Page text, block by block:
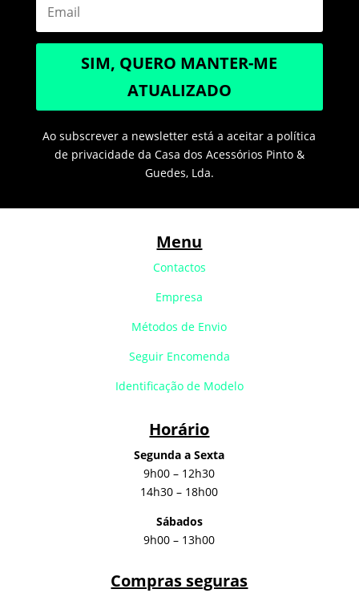
SIM, QUERO MANTER-ME
ATUALIZADO
Ao subscrever a newsletter está a aceitar a política
de privacidade da Casa dos Acessórios Pinto &
Guedes, Lda.
Menu
Contactos
Empresa
Métodos de Envio
Seguir Encomenda
Identificação de Modelo
Horário
Segunda a Sexta
9h00 – 12h30
14h30 – 18h00
Sábados
9h00 – 13h00
Compras seguras